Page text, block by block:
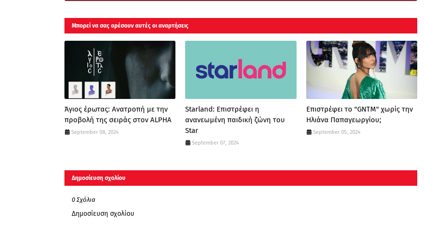
Μπορεί να σας αρέσουν αυτές οι αναρτήσεις
Άγιος έρωτας: Ανατροπή με την
προβολή της σειράς στον ALPHA
September 08, 2024
Starland: Επιστρέφει η
ανανεωμένη παιδική ζώνη του
Star
September 07, 2024
Επιστρέφει το "GNTM" χωρίς την
Ηλιάνα Παπαγεωργίου;
September 05, 2024
Δημοσίευση σχολίου
0 Σχόλια
Δημοσίευση σχολίου